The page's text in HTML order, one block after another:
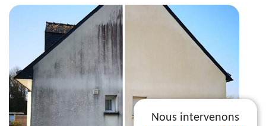
Nous intervenons